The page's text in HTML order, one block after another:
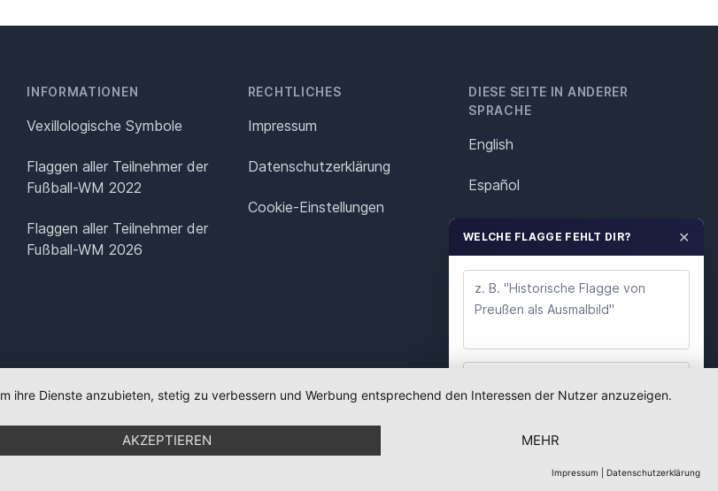
INFORMATIONEN
Vexillologische Symbole
Flaggen aller Teilnehmer der
Fußball-WM 2022
Flaggen aller Teilnehmer der
Fußball-WM 2026
RECHTLICHES
Impressum
Datenschutz­erklärung
Cookie-Einstellungen
DIESE SEITE IN ANDERER
SPRACHE
English
Español
Italiano
Polska
Português
Nederlands
WELCHE FLAGGE FEHLT DIR? ✕
ihre Dienste anzubieten, stetig zu verbessern und Werbung entsprechend den Interessen der Nutzer anzuzeigen.
AKZEPTIEREN MEHR
Impressum Datenschutzerklärung